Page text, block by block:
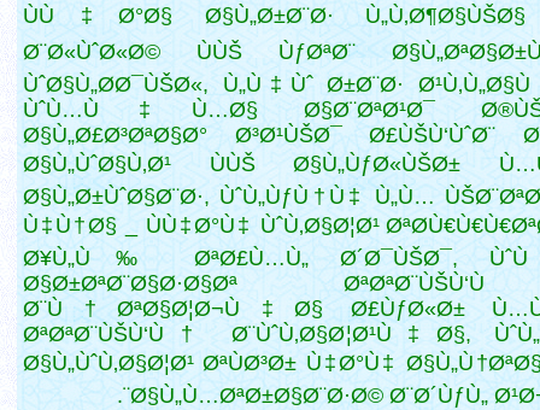
ÙÙ‡Ø°Ø§ Ø§Ù„Ø±Ø¨Ø·
Ø¨Ø«ÙˆØ«Ø© ÙÙŠ ÙƒØªØ¨
ÙˆØ§Ù„Ø­Ø¯ÙŠØ«, Ù„Ù‡Ùˆ Ø±Ø¨Ø·
ÙˆÙ…Ù‡Ù…Ø§ Ø§Ø¨ØªØ¹Ø¯
Ø§Ù„Ø£Ø³ØªØ§Ø° Ø³Ø¹ÙŠØ¯ Ø£ÙŠÙ‘ÙˆØ¨
Ø§Ù„ÙˆØ§Ù‚Ø¹ ÙÙŠ Ø§Ù„ÙƒØ«ÙŠØ±
Ø§Ù„Ø±ÙˆØ§Ø¨Ø·, ÙˆÙ„ÙƒÙ†Ù‡ Ù„Ù…
Ù‡Ù†Ø§ _ ÙÙ‡Ø°Ù‡ ÙˆÙ‚Ø§Ø¦Ø¹
Ø¥Ù„Ù‰ ØªØ£Ù…Ù„ Ø´Ø¯ÙŠØ¯,
Ø§Ø±ØªØ¨Ø§Ø·Ø§Øª
Ø¨Ù†ØªØ§Ø¦Ø¬Ù‡Ø§ Ø£ÙƒØ«Ø±
ØªØªØ¨ÙŠÙ‘Ù† Ø¨ÙˆÙ‚Ø§Ø¦Ø¹Ù‡Ø§,
Ø§Ù„ÙˆÙ‚Ø§Ø¦Ø¹ ØªÙØ³Ø± Ù‡Ø°Ù‡
Ø§Ù„Ù…ØªØ±Ø§Ø¨Ø·Ø© Ø¨Ø´ÙƒÙ„